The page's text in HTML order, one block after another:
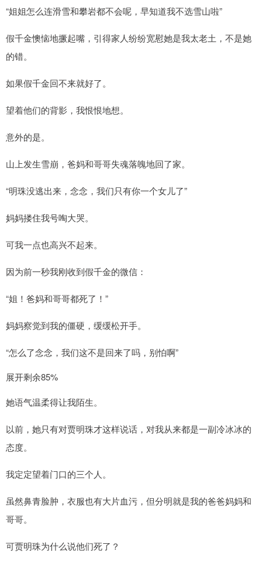
“姐姐怎么连滑雪和攀岩都不会呢，早知道我不选雪山啦”
假千金懊恼地撅起嘴，引得家人纷纷宽慰她是我太老土，不是她
的错。
如果假千金回不来就好了。
望着他们的背影，我恨恨地想。
意外的是。
山上发生雪崩，爸妈和哥哥失魂落魄地回了家。
“明珠没逃出来，念念，我们只有你一个女儿了”
妈妈搂住我号啕大哭。
可我一点也高兴不起来。
因为前一秒我刚收到假千金的微信：
“姐！爸妈和哥哥都死了！”
妈妈察觉到我的僵硬，缓缓松开手。
“怎么了念念，我们这不是回来了吗，别怕啊”
展开剩余85%
她语气温柔得让我陌生。
以前，她只有对贾明珠才这样说话，对我从来都是一副冷冰冰的
态度。
我定定望着门口的三个人。
虽然鼻青脸肿，衣服也有大片血污，但分明就是我的爸爸妈妈和
哥哥。
可贾明珠为什么说他们死了？